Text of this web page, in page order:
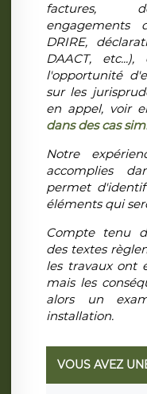
factures,
engagements
DRIRE,
DAACT,
l'opportunité
sur les
en appel, voir
dans des cas
Notre
accomplies
permet
éléments qui
Compte tenu
des textes
les travaux ont
mais les
alors un
installation.
VOUS AVEZ